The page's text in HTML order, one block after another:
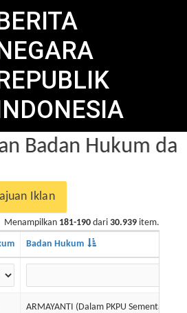
Badan Hukum
Iklan
Menampilkan 181-190 dari 30.939 item.
Badan Hukum
ARMAYANTI (Dalam PKPU Sementara )